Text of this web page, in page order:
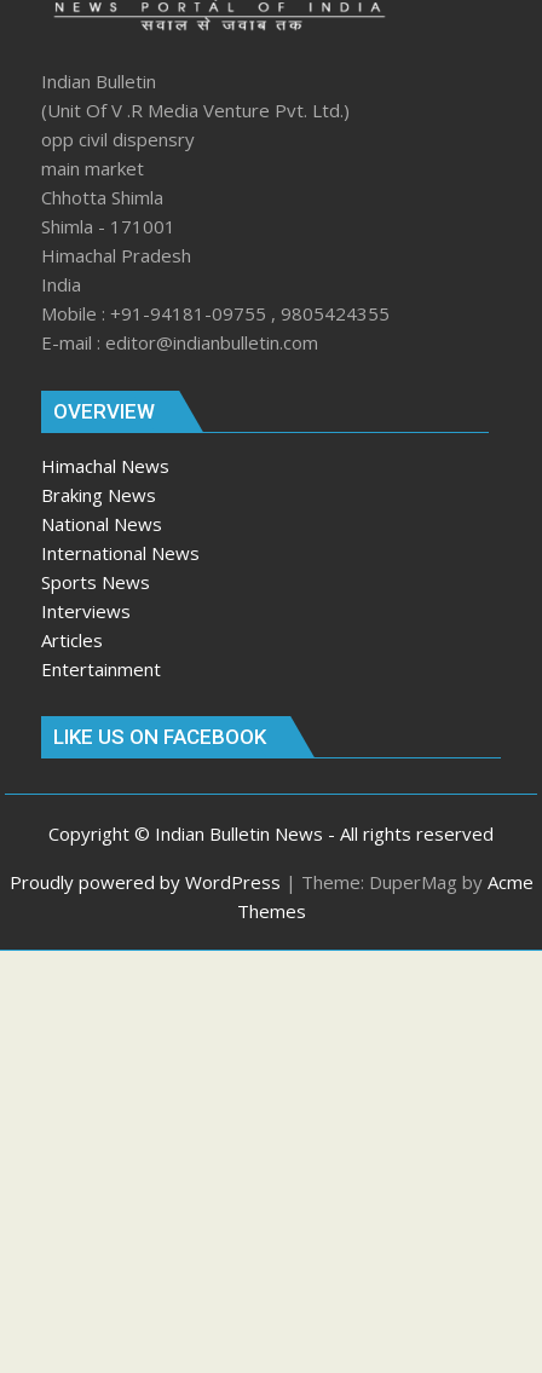
Indian Bulletin
(Unit Of V .R Media Venture Pvt. Ltd.)
opp civil dispensry
main market
Chhotta Shimla
Shimla - 171001
Himachal Pradesh
India
Mobile : +91-94181-09755 , 9805424355
E-mail : editor@indianbulletin.com
OVERVIEW
Himachal News
Braking News
National News
International News
Sports News
Interviews
Articles
Entertainment
LIKE US ON FACEBOOK
Copyright © Indian Bulletin News - All rights reserved
Proudly powered by WordPress | Theme: DuperMag by Acme
Themes